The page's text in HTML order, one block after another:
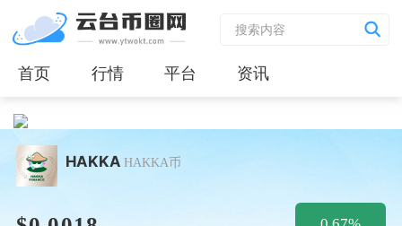
首页 行情 平台 资讯
HAKKA HAKKA币